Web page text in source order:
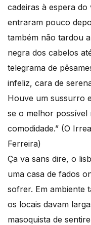
cadeiras à espera
entraram pouco
também não tardou
negra dos cabelos
telegrama de
infeliz, cara de
Houve um sussurro
se o melhor
comodidade.” (O
Ferreira)
Ça va sans dire, o
uma casa de fados
sofrer. Em ambiente
os locais davam
masoquista de